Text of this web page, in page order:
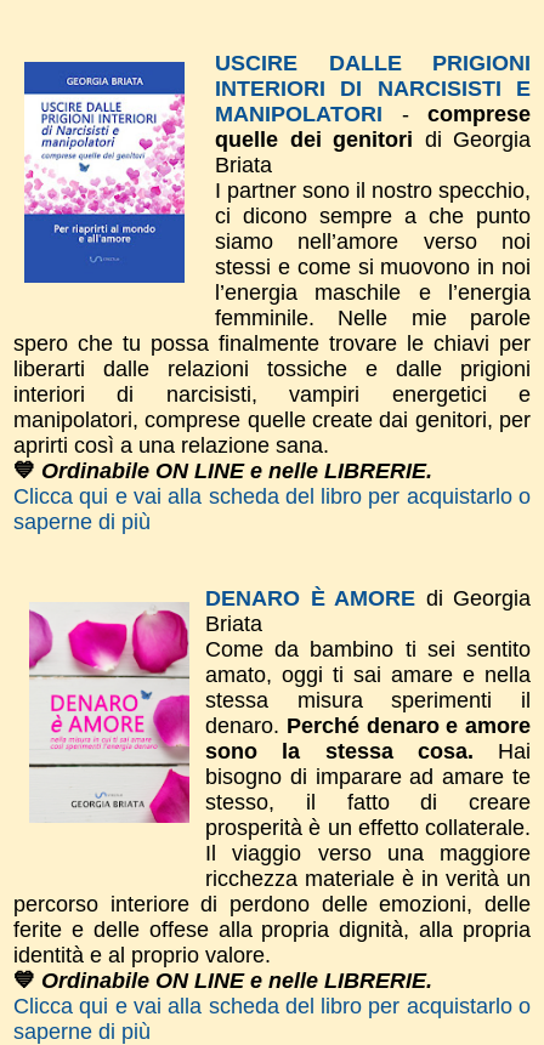
USCIRE DALLE PRIGIONI
INTERIORI DI NARCISISTI E
MANIPOLATORI
- comprese
quelle dei genitori di Georgia
Briata
I partner sono il nostro specchio,
ci dicono sempre a che punto
siamo nell’amore verso noi
stessi e come si muovono in noi
l’energia maschile e l’energia
femminile. Nelle mie parole
spero che tu possa finalmente trovare le chiavi per
liberarti dalle relazioni tossiche e dalle prigioni
interiori di narcisisti, vampiri energetici e
manipolatori, comprese quelle create dai genitori, per
aprirti così a una relazione sana.
💙 Ordinabile ON LINE e nelle LIBRERIE.
Clicca qui e vai alla scheda del libro per acquistarlo o
saperne di più
DENARO È AMORE di Georgia
Briata
Come da bambino ti sei sentito
amato, oggi ti sai amare e nella
stessa misura sperimenti il
denaro. Perché denaro e amore
sono la stessa cosa. Hai
bisogno di imparare ad amare te
stesso, il fatto di creare
prosperità è un effetto collaterale.
Il viaggio verso una maggiore
ricchezza materiale è in verità un
percorso interiore di perdono delle emozioni, delle
ferite e delle offese alla propria dignità, alla propria
identità e al proprio valore.
💙 Ordinabile ON LINE e nelle LIBRERIE.
Clicca qui e vai alla scheda del libro per acquistarlo o
saperne di più